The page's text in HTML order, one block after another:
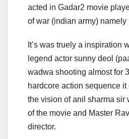
acted in Gadar2 movie
of war (indian army) namely
It’s was truely a inspiration
legend actor sunny deol
wadwa shooting almost for
hardcore action sequence
the vision of anil sharma sir
of the movie and Master
director.